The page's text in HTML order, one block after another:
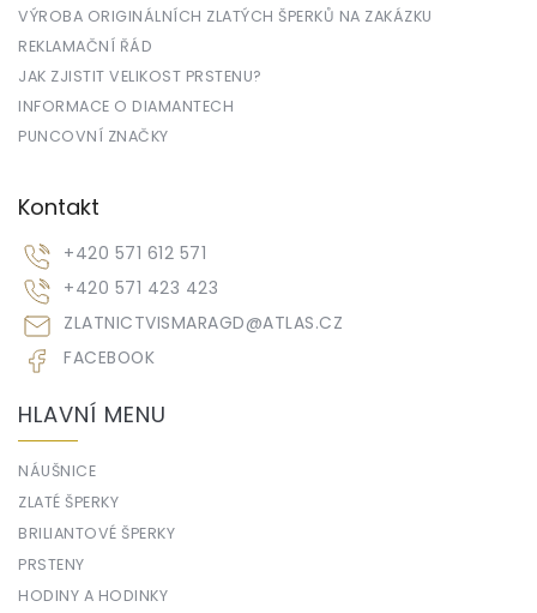
VÝROBA ORIGINÁLNÍCH ZLATÝCH ŠPERKŮ NA ZAKÁZKU
REKLAMAČNÍ ŘÁD
JAK ZJISTIT VELIKOST PRSTENU?
INFORMACE O DIAMANTECH
PUNCOVNÍ ZNAČKY
Kontakt
ZLATNICTVISMARAGD@ATLAS.CZ
+420 571 612 571
+420 571 423 423
FACEBOOK
HLAVNÍ MENU
NÁUŠNICE
ZLATÉ ŠPERKY
BRILIANTOVÉ ŠPERKY
PRSTENY
HODINY A HODINKY